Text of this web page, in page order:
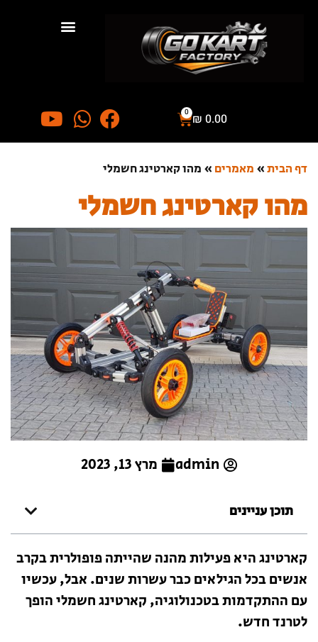
₪0.00
0
דף הבית»מאמרים»מהו קארטינג חשמלי
מהו קארטינג חשמלי
admin מרץ 13, 2023
תוכן עניינים
קארטינג היא פעילות מהנה שהייתה פופולרית בקרב
אנשים בכל הגילאים כבר עשרות שנים. אבל, עכשיו
עם ההתקדמות בטכנולוגיה, קארטינג חשמלי הופך
לטרנד חדש.